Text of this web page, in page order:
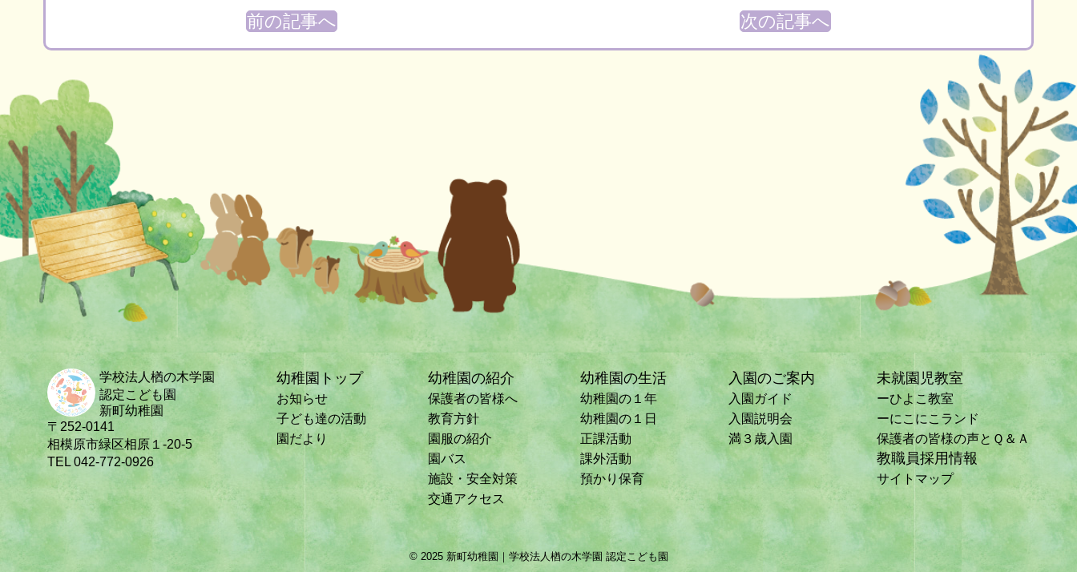
前の記事へ 次の記事へ
学校法人楢の木学園
認定こども園
新町幼稚園
〒252-0141
相模原市緑区相原１-20-5
TEL 042-772-0926
幼稚園トップ
お知らせ
子ども達の活動
園だより
幼稚園の紹介
保護者の皆様へ
教育方針
園服の紹介
園バス
施設・安全対策
交通アクセス
幼稚園の生活
幼稚園の１年
幼稚園の１日
正課活動
課外活動
預かり保育
入園のご案内
入園ガイド
入園説明会
満３歳入園
未就園児教室
ーひよこ教室
ーにこにこランド
保護者の皆様の声とＱ＆Ａ
教職員採用情報
サイトマップ
© 2025 新町幼稚園｜学校法人楢の木学園 認定こども園